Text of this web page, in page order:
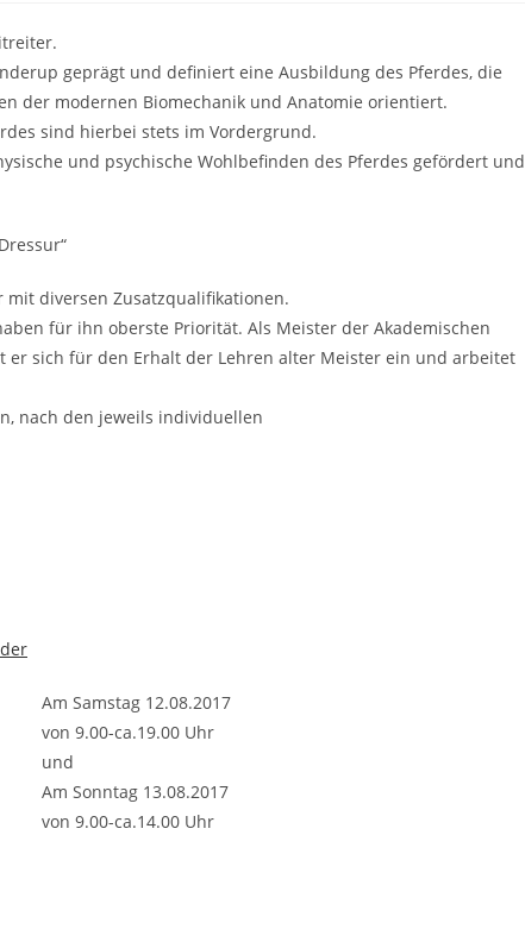
geprägt und definiert eine Ausbildung des Pferdes, die
der modernen Biomechanik und Anatomie orientiert.
sind hierbei stets im Vordergrund.
und psychische Wohlbefinden des Pferdes gefördert und
diversen Zusatzqualifikationen.
für ihn oberste Priorität. Als Meister der Akademischen
er sich für den Erhalt der Lehren alter Meister ein und arbeitet
nach den jeweils individuellen
Am Samstag 12.08.2017
von 9.00-ca.19.00 Uhr
und
Am Sonntag 13.08.2017
von 9.00-ca.14.00 Uhr